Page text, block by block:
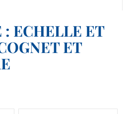
: ECHELLE ET
ET